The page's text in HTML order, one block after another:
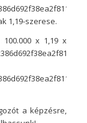
1,19-szerese.
x 1,19 x
a képzésre,